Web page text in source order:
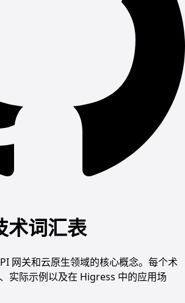
词汇表
网关和云原生领域的核心概念。每个术
实际示例以及在 Higress 中的应用场